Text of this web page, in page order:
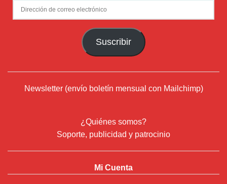
Dirección
de
Suscribir
Newsletter (envío boletín mensual con Mailchimp)
¿Quiénes somos?
Soporte, publicidad y patrocinio
Mi Cuenta